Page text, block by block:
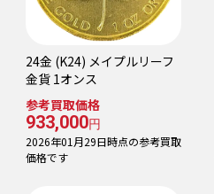
24金 (K24) メイプルリーフ
金貨 1オンス
参考買取価格
933,000円
2026年01月29日時点の参考買取
価格です